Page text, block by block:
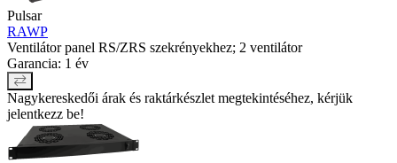
Pulsar
RAWP
Ventilátor panel RS/ZRS szekrényekhez; 2 ventilátor
Garancia: 1 év
Nagykereskedői árak és raktárkészlet megtekintéséhez, kérjük
jelentkezz be!